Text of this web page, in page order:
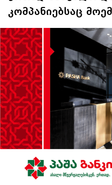
კომპანიებსაც